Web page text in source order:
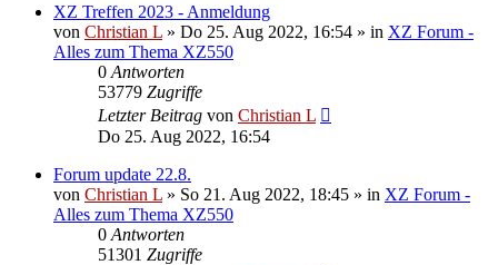
XZ Treffen 2023 - Anmeldung
von Christian L » Do 25. Aug 2022, 16:54 » in XZ Forum -
Alles zum Thema XZ550
0 Antworten
53779 Zugriffe
Letzter Beitrag von Christian L
Do 25. Aug 2022, 16:54
Forum update 22.8.
von Christian L » So 21. Aug 2022, 18:45 » in XZ Forum -
Alles zum Thema XZ550
0 Antworten
51301 Zugriffe